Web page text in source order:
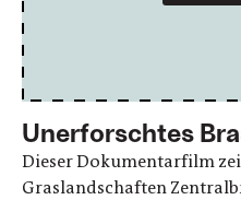
Unerforschtes
Dieser Dokumentarfilm
Graslandschaften